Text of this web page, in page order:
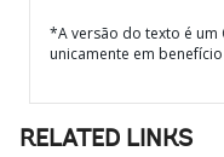
*A versão do texto é um
unicamente em
RELATED LINKS